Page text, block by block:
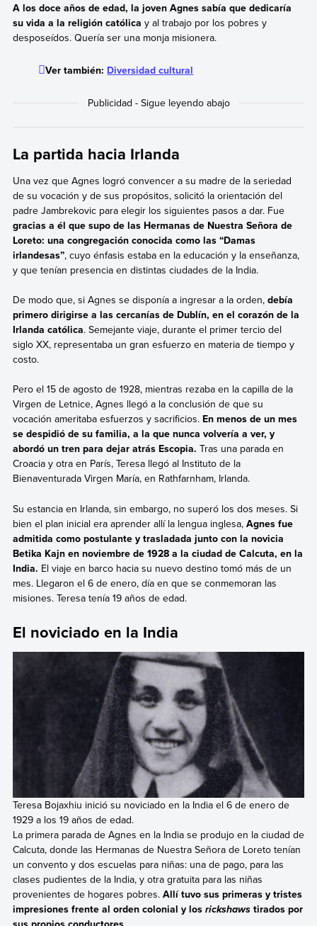
A los doce años de edad, la joven Agnes sabía que dedicaría
su vida a la religión católica y al trabajo por los pobres y
desposeídos. Quería ser una monja misionera.
Ver también: Diversidad cultural
La partida hacia Irlanda
Una vez que Agnes logró convencer a su madre de la seriedad
de su vocación y de sus propósitos, solicitó la orientación del
padre Jambrekovic para elegir los siguientes pasos a dar. Fue
gracias a él que supo de las Hermanas de Nuestra Señora de
Loreto: una congregación conocida como las “Damas
irlandesas”, cuyo énfasis estaba en la educación y la enseñanza,
y que tenían presencia en distintas ciudades de la India.
De modo que, si Agnes se disponía a ingresar a la orden, debía
primero dirigirse a las cercanías de Dublín, en el corazón de la
Irlanda católica. Semejante viaje, durante el primer tercio del
siglo XX, representaba un gran esfuerzo en materia de tiempo y
costo.
Pero el 15 de agosto de 1928, mientras rezaba en la capilla de la
Virgen de Letnice, Agnes llegó a la conclusión de que su
vocación ameritaba esfuerzos y sacrificios. En menos de un mes
se despidió de su familia, a la que nunca volvería a ver, y
abordó un tren para dejar atrás Escopia. Tras una parada en
Croacia y otra en París, Teresa llegó al Instituto de la
Bienaventurada Virgen María, en Rathfarnham, Irlanda.
Su estancia en Irlanda, sin embargo, no superó los dos meses. Si
bien el plan inicial era aprender allí la lengua inglesa, Agnes fue
admitida como postulante y trasladada junto con la novicia
Betika Kajn en noviembre de 1928 a la ciudad de Calcuta, en la
India. El viaje en barco hacia su nuevo destino tomó más de un
mes. Llegaron el 6 de enero, día en que se conmemoran las
misiones. Teresa tenía 19 años de edad.
El noviciado en la India
Teresa Bojaxhiu inició su noviciado en la India el 6 de enero de
1929 a los 19 años de edad.
La primera parada de Agnes en la India se produjo en la ciudad de
Calcuta, donde las Hermanas de Nuestra Señora de Loreto tenían
un convento y dos escuelas para niñas: una de pago, para las
clases pudientes de la India, y otra gratuita para las niñas
provenientes de hogares pobres. Allí tuvo sus primeras y tristes
impresiones frente al orden colonial y los rickshawstirados por